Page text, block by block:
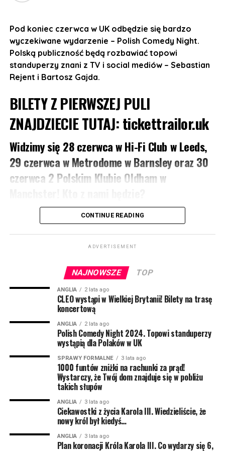
Grosvenor St, Manchester M1 7HL
11 listopada w Sheffield Network2, 14 Matilda St,
Sheffield S1
12 listopada w The Castle and Falcon, 402
13 listopada w 229 London, 229 Great Portland St,
London W1W 5PN
Otwarcie drzwi: 19:00
Początek koncertu: 20:30
https://bilety.sherlockmedia.ltd/events/sherlockmedialtd/
Pod koniec czerwca w UK odbędzie się bardzo
wyczekiwane wydarzenie – Polish Comedy Night.
Polską publiczność będą rozbawiać topowi
standuperzy znani z TV i social mediów – Sebastian
Rejent i Bartosz Gajda.
BILETY Z PIERWSZEJ PULI
ZNAJDZIECIE TUTAJ:tickettrailor.uk
Widzimy się 28 czerwca w Hi-Fi Club w Leeds,
29 czerwca w Metrodome w Barnsley oraz 30
czerwca 2 Polskim Klubie Oldham w
Sebastian Rejent:
Od lat, niczym w skeczu Monty
Pythona, szuka żartu idealnego, jeszcze mu się to nie
udało, natomiast trzykrotnie żartem sprawił, że ktoś się
posikał ze śmiechu… i nie było to dziecko. Sukces.
dla siebie, jednak woli dla ludzi. Znacie go m.in. z
Bartosz Gajda:Kabareciarz, standuper, komik –
oglądać na scenach wielu miast w Polsce, bo jeździ i
rozbawia ludzi. Podobno ktoś widział jak Bartosz kiedyś
był poważny przez półtorej minuty, ale to nie jest do
końca potwierdzone. Prywatnie ze Śląska, a dokładniej
z Pszczyny. Dlatego czasem z jego ust może paść
tajemnicze “pogodej mi do lacza”, albo “co żeś tam zaś
przysmyczył?”. Możecie go kojarzyć z Radia ZET, gdzie
codziennie budzi tysiące słuchaczy.
NIE MOŻE CIĘ TAM ZABRAKNĄĆ! Liczba miejsc na
CONTINUE READING
ADVERTISEMENT
NAJNOWSZE TOP
ANGLIA 2 lata ago
CLEO wystąpi w Wielkiej Brytanii! Bilety na trasę
koncertową
ANGLIA 2 lata ago
Polish Comedy Night 2024. Topowi standuperzy
wystąpią dla Polaków w UK
SPRAWY FORMALNE 3 lata ago
1000 funtów zniżki na rachunki za prąd!
Wystarczy, że Twój dom znajduje się w pobliżu
takich słupów
ANGLIA 3 lata ago
Ciekawostki z życia Karola III. Wiedzieliście, że
nowy król był kiedyś…
ANGLIA 3 lata ago
Plan koronacji Króla Karola III. Co wydarzy się 6,